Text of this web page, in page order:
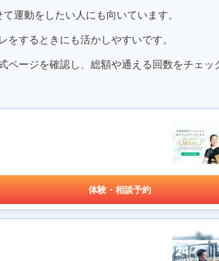
運動をしたい人にも向いています。
するときにも活かしやすいです。
ージを確認し、総額や通える回数をチェッ
体験・相談予約